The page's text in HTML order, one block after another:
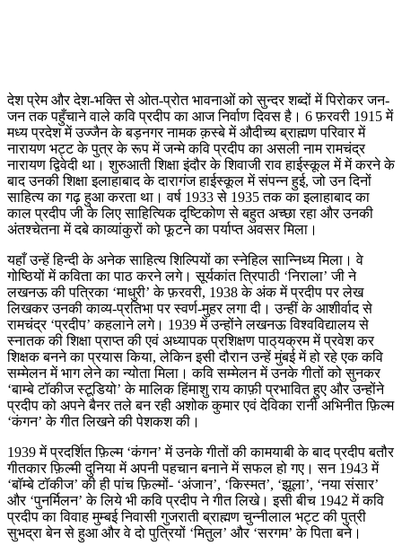
देश प्रेम और देश-भक्ति से ओत-प्रोत भावनाओं को सुन्दर शब्दों में पिरोकर जन-
जन तक पहुँचाने वाले कवि प्रदीप का आज निर्वाण दिवस है। 6 फ़रवरी 1915 में
मध्य प्रदेश में उज्जैन के बड़नगर नामक क़स्बे में औदीच्य ब्राह्मण परिवार में
नारायण भट्ट के पुत्र के रूप में जन्मे कवि प्रदीप का असली नाम रामचंद्र
नारायण द्विवेदी था। शुरुआती शिक्षा इंदौर के शिवाजी राव हाईस्कूल में में करने के
बाद उनकी शिक्षा इलाहाबाद के दारागंज हाईस्कूल में संपन्न हुई, जो उन दिनों
साहित्य का गढ़ हुआ करता था। वर्ष 1933 से 1935 तक का इलाहाबाद का
काल प्रदीप जी के लिए साहित्यिक दृष्टिकोण से बहुत अच्छा रहा और उनकी
अंतश्चेतना में दबे काव्यांकुरों को फूटने का पर्याप्त अवसर मिला।
यहाँ उन्हें हिन्दी के अनेक साहित्य शिल्पियों का स्नेहिल सान्निध्य मिला। वे
गोष्ठियों में कविता का पाठ करने लगे। सूर्यकांत त्रिपाठी ‘निराला’ जी ने
लखनऊ की पत्रिका ‘माधुरी’ के फ़रवरी, 1938 के अंक में प्रदीप पर लेख
लिखकर उनकी काव्य-प्रतिभा पर स्वर्ण-मुहर लगा दी। उन्हीं के आशीर्वाद से
रामचंद्र ‘प्रदीप’ कहलाने लगे। 1939 में उन्होंने लखनऊ विश्वविद्यालय से
स्नातक की शिक्षा प्राप्त की एवं अध्यापक प्रशिक्षण पाठ्‌यक्रम में प्रवेश कर
शिक्षक बनने का प्रयास किया, लेकिन इसी दौरान उन्हें मुंबई में हो रहे एक कवि
सम्मेलन में भाग लेने का न्योता मिला। कवि सम्मेलन में उनके गीतों को सुनकर
‘बाम्बे टॉकीज स्टूडियो’ के मालिक हिंमाशु राय काफ़ी प्रभावित हुए और उन्होंने
प्रदीप को अपने बैनर तले बन रही अशोक कुमार एवं देविका रानी अभिनीत फ़िल्म
‘कंगन’ के गीत लिखने की पेशकश की।
1939 में प्रदर्शित फ़िल्म ‘कंगन’ में उनके गीतों की कामयाबी के बाद प्रदीप बतौर
गीतकार फ़िल्मी दुनिया में अपनी पहचान बनाने में सफल हो गए। सन 1943 में
‘बॉम्बे टॉकीज’ की ही पांच फ़िल्मों- ‘अंजान’, ‘किस्मत’, ‘झूला’, ‘नया संसार’
और ‘पुनर्मिलन’ के लिये भी कवि प्रदीप ने गीत लिखे। इसी बीच 1942 में कवि
प्रदीप का विवाह मुम्बई निवासी गुजराती ब्राह्मण चुन्नीलाल भट्ट की पुत्री
सुभद्रा बेन से हुआ और वे दो पुत्रियों ‘मितुल’ और ‘सरगम’ के पिता बने।